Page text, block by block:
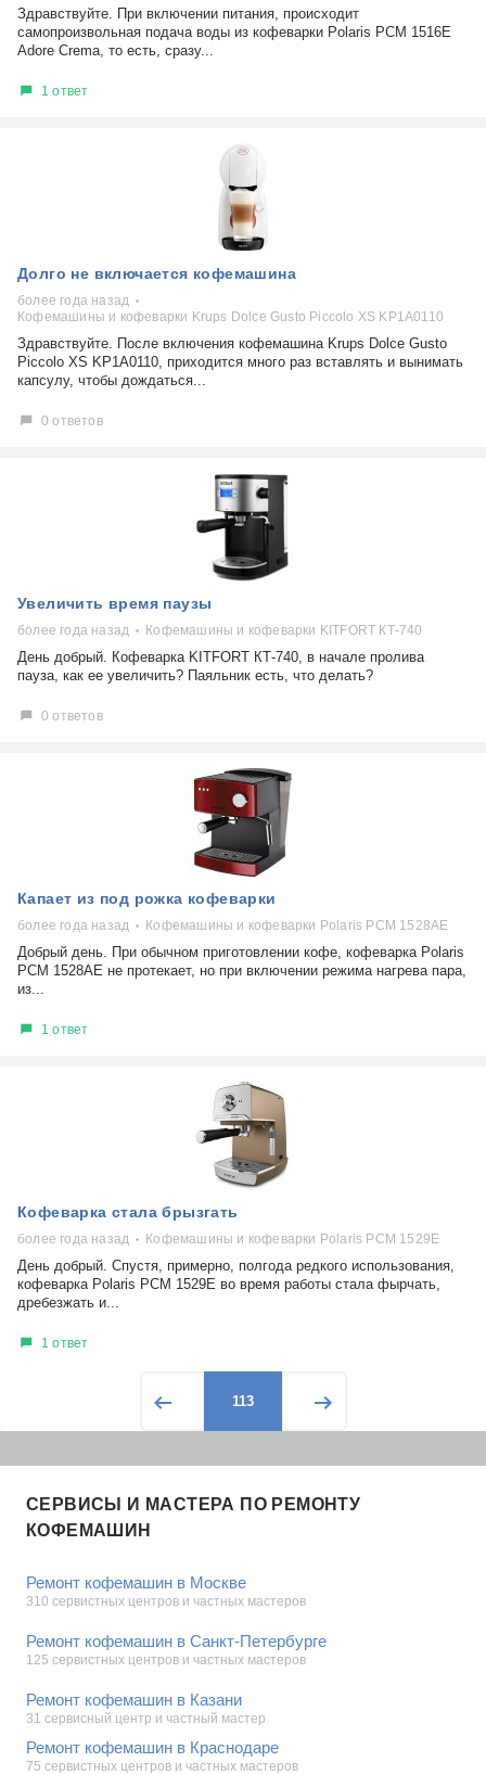
Здравствуйте. При включении питания, происходит
самопроизвольная подача воды из кофеварки Polaris PCM 1516E
Adore Crema, то есть, сразу...
1 ответ
Долго не включается кофемашина
более года назад
Кофемашины и кофеварки Krups Dolce Gusto Piccolo XS KP1A0110
Здравствуйте. После включения кофемашина Krups Dolce Gusto
Piccolo XS KP1A0110, приходится много раз вставлять и вынимать
капсулу, чтобы дождаться...
0 ответов
Увеличить время паузы
более года назад Кофемашины и кофеварки KITFORT КТ-740
День добрый. Кофеварка KITFORT КТ-740, в начале пролива
пауза, как ее увеличить? Паяльник есть, что делать?
0 ответов
Капает из под рожка кофеварки
более года назад Кофемашины и кофеварки Polaris PCM 1528AE
Добрый день. При обычном приготовлении кофе, кофеварка Polaris
PCM 1528AE не протекает, но при включении режима нагрева пара,
из...
1 ответ
Кофеварка стала брызгать
более года назад Кофемашины и кофеварки Polaris PCM 1529E
День добрый. Спустя, примерно, полгода редкого использования,
кофеварка Polaris PCM 1529E во время работы стала фырчать,
дребезжать и...
1 ответ
113
СЕРВИСЫ И МАСТЕРА ПО РЕМОНТУ
КОФЕМАШИН
Ремонт кофемашин в Москве
310 сервистных центров и частных мастеров
Ремонт кофемашин в Санкт-Петербурге
125 сервистных центров и частных мастеров
Ремонт кофемашин в Казани
31 сервисный центр и частный мастер
Ремонт кофемашин в Краснодаре
75 сервистных центров и частных мастеров